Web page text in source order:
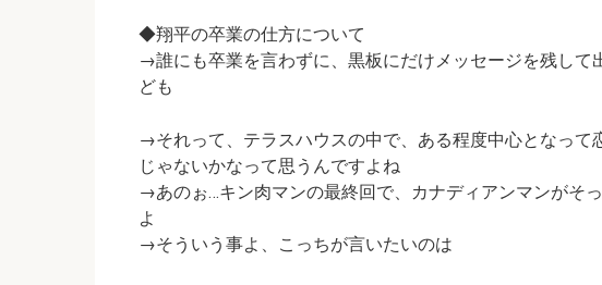
◆翔平の卒業の仕方について
→誰にも卒業を言わずに、黒板にだけメッセージを残して
ども
→それって、テラスハウスの中で、ある程度中心となって
じゃないかなって思うんですよね
→あのぉ…キン肉マンの最終回で、カナディアンマンがそ
よ
→そういう事よ、こっちが言いたいのは